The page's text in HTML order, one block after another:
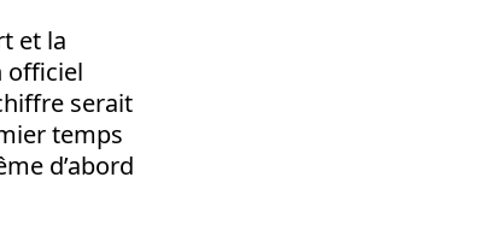
et la
officiel
serait
temps
d’abord